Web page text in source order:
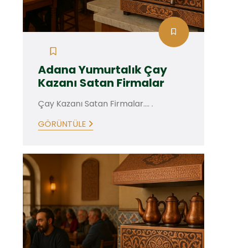
Adana Yumurtalık Çay
Kazanı Satan Firmalar
Çay Kazanı Satan Firmalar.... .
GÖRÜNTÜLE